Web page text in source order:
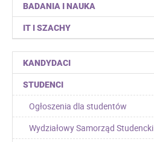
BADANIA I NAUKA
IT I SZACHY
KANDYDACI
STUDENCI
Ogłoszenia dla studentów
Wydziałowy Samorząd Studencki